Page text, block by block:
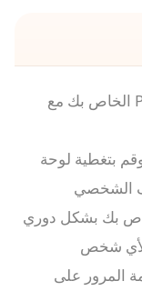
لا تحتفظ برمز التعريف الشخصي PIN الخاص بك مع
بتغطية لوحة
الشخصي
بك بشكل دوري
لأي شخص
المرور على